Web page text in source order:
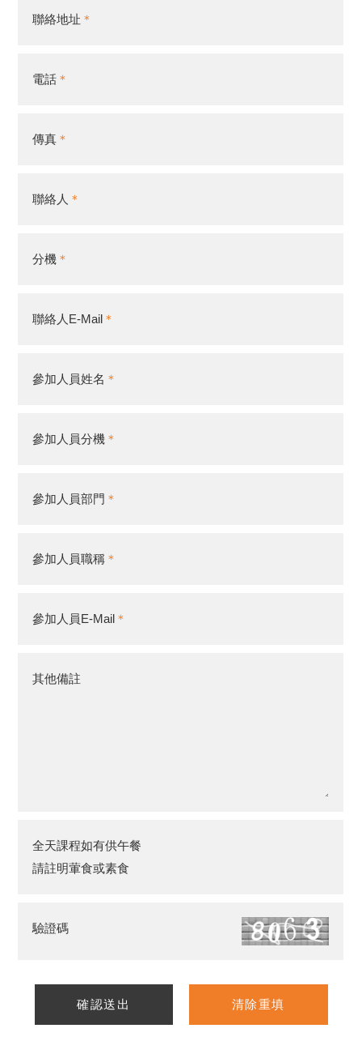
聯絡地址
電話
傳真
聯絡人
分機
聯絡人E-Mail
參加人員姓名
參加人員分機
參加人員部門
參加人員職稱
參加人員E-Mail
其他備註
全天課程如有供午餐
請註明葷食或素食
驗證碼
確認送出 清除重填